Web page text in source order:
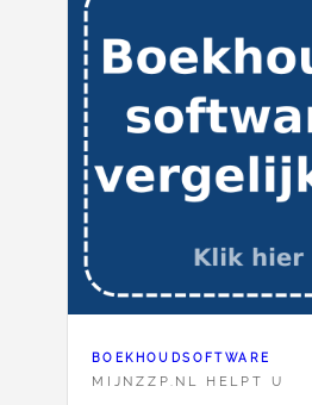
BOEKHOUDSOFTWARE
MIJNZZP.NL HELPT U